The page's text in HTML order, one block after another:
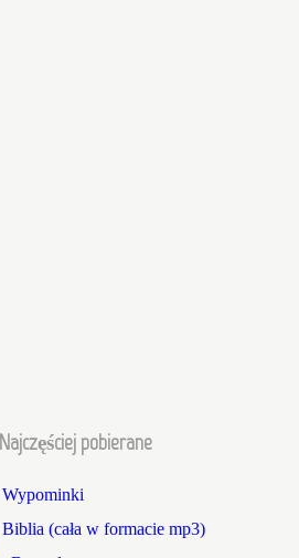
Najczęściej pobierane
Wypominki
Biblia (cała w formacie mp3)